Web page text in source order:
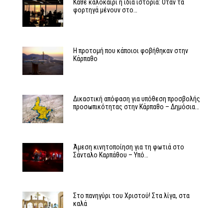
Κάθε καλοκαίρι η ίδια ιστορία: Όταν τα
φορτηγά μένουν στο…
Η προτομή που κάποιοι φοβήθηκαν στην
Κάρπαθο
Δικαστική απόφαση για υπόθεση προσβολής
προσωπικότητας στην Κάρπαθο – Δημόσια…
Άμεση κινητοποίηση για τη φωτιά στο
Σάνταλο Καρπάθου – Υπό…
Στο πανηγύρι του Χριστού! Στα λίγα, στα
καλά